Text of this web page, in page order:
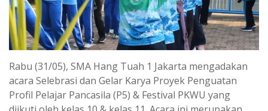
Rabu (31/05), SMA Hang Tuah 1 Jakarta mengadakan
acara Selebrasi dan Gelar Karya Proyek Penguatan
Profil Pelajar Pancasila (P5) & Festival PKWU yang